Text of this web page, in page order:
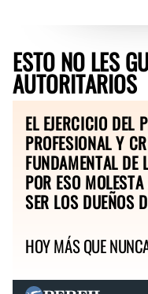
ESTO NO LES
AUTORITARIOS
EL EJERCICIO DEL
PROFESIONAL Y
FUNDAMENTAL DE
POR ESO
SER LOS DUEÑOS
HOY MÁS QUE